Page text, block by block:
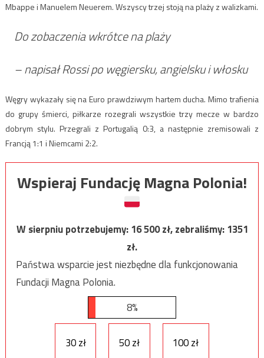
Mbappe i Manuelem Neuerem. Wszyscy trzej stoją na plaży z walizkami.
Do zobaczenia wkrótce na plaży
– napisał Rossi po węgiersku, angielsku i włosku
Węgry wykazały się na Euro prawdziwym hartem ducha. Mimo trafienia
do grupy śmierci, piłkarze rozegrali wszystkie trzy mecze w bardzo
dobrym stylu. Przegrali z Portugalią 0:3, a następnie zremisowali z
Francją 1:1 i Niemcami 2:2.
Wspieraj Fundację Magna Polonia!
W sierpniu potrzebujemy:16 500zł, zebraliśmy:1351
zł.
Państwa wsparcie jest niezbędne dla funkcjonowania
Fundacji Magna Polonia.
8%
30 zł 50 zł 100 zł